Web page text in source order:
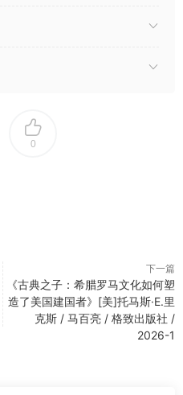
0
下一篇
《古典之子：希腊罗马文化如何塑
造了美国建国者》[美]托马斯·E.里
克斯 / 马百亮 / 格致出版社 /
2026-1